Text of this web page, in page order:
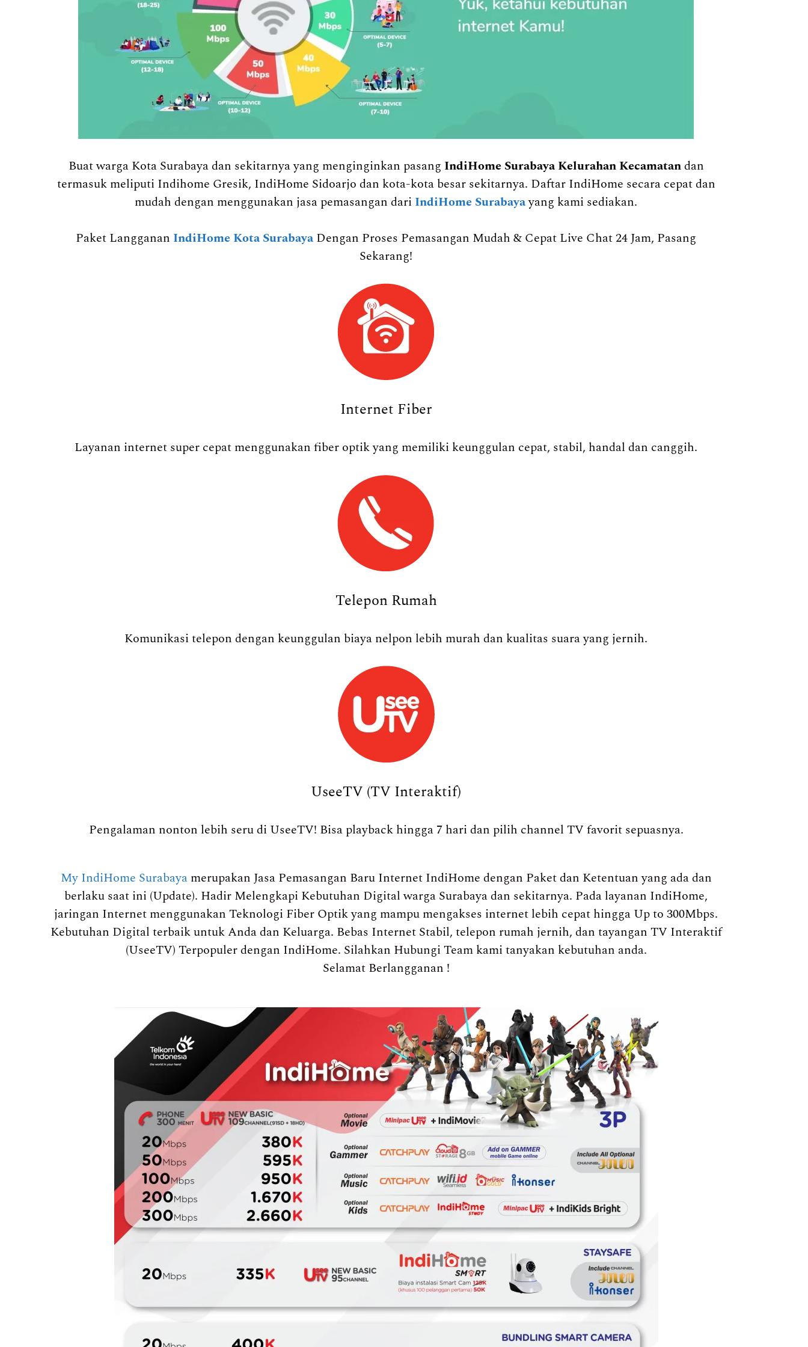
Buat warga Kota Surabaya dan sekitarnya yang menginginkan pasang IndiHome Surabaya Kelurahan Kecamatan dan
termasuk meliputi Indihome Gresik, IndiHome Sidoarjo dan kota-kota besar sekitarnya. Daftar IndiHome secara cepat dan
mudah dengan menggunakan jasa pemasangan dari IndiHome Surabayayang kami sediakan.
Paket Langganan IndiHome Kota Surabaya Dengan Proses Pemasangan Mudah & Cepat Live Chat 24 Jam, Pasang
Sekarang!
Internet Fiber
Layanan internet super cepat menggunakan fiber optik yang memiliki keunggulan cepat, stabil, handal dan canggih.
Telepon Rumah
Komunikasi telepon dengan keunggulan biaya nelpon lebih murah dan kualitas suara yang jernih.
UseeTV (TV Interaktif)
Pengalaman nonton lebih seru di UseeTV! Bisa playback hingga 7 hari dan pilih channel TV favorit sepuasnya.
My IndiHome Surabayamerupakan Jasa Pemasangan Baru Internet IndiHome dengan Paket dan Ketentuan yang ada dan
berlaku saat ini (Update). Hadir Melengkapi Kebutuhan Digital warga Surabaya dan sekitarnya. Pada layanan IndiHome,
jaringan Internet menggunakan Teknologi Fiber Optik yang mampu mengakses internet lebih cepat hingga Up to 300Mbps.
Kebutuhan Digital terbaik untuk Anda dan Keluarga. Bebas Internet Stabil, telepon rumah jernih, dan tayangan TV Interaktif
(UseeTV) Terpopuler dengan IndiHome. Silahkan Hubungi Team kami tanyakan kebutuhan anda.
Selamat Berlangganan !